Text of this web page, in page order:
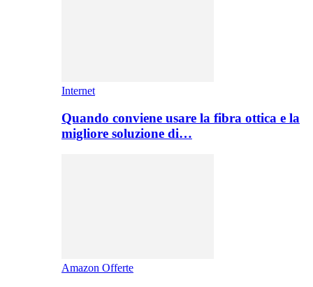
Internet
Quando conviene usare la fibra ottica e la
migliore soluzione di…
Amazon Offerte